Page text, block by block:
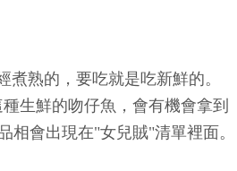
熟的，要吃就是吃新鮮的。
生鮮的吻仔魚，會有機會拿到
相會出現在"女兒賊"清單裡面。